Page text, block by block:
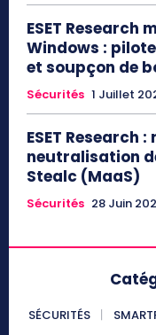
ESET Research
Windows :
et soupçon de
Sécurités 1 Juillet
ESET Research
neutralisation
Stealc (MaaS)
Sécurités 28 Juin
SÉCURITÉS